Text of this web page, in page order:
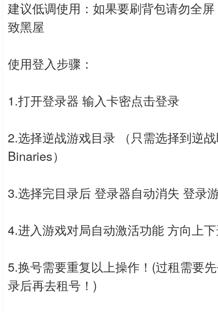
建议低调使用：如果要刷背包请勿全
致黑屋
使用登入步骤：
1.打开登录器 输入卡密点击登录
2.选择逆战游戏目录 （只需选择到逆
Binaries）
3.选择完目录后 登录器自动消失 登录
4.进入游戏对局自动激活功能 方向上
5.换号需要重复以上操作！(过租需要
录后再去租号！)